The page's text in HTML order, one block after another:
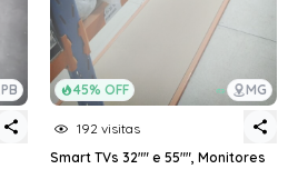
PB 45% OFF MG
192 visitas
Smart TVs 32"" e 55"", Monitores